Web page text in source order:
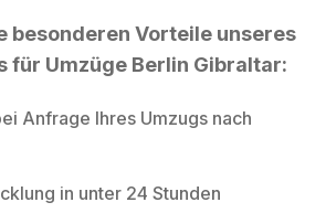
besonderen Vorteile unseres
für Umzüge Berlin Gibraltar:
Anfrage Ihres Umzugs nach
in unter 24 Stunden